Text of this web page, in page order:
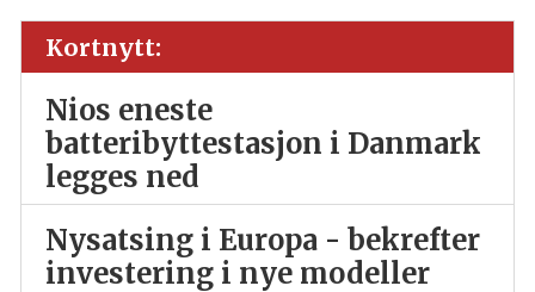
Kortnytt:
Nios eneste
batteribyttestasjon i Danmark
legges ned
Nysatsing i Europa - bekrefter
investering i nye modeller